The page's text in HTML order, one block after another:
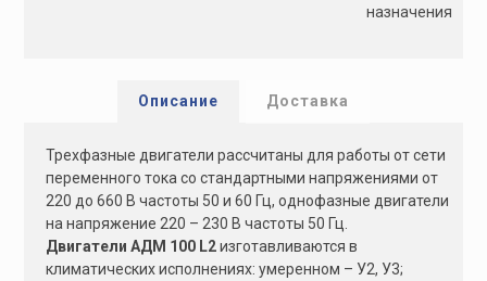
назначения
Описание Доставка
Трехфазные двигатели рассчитаны для работы от сети
переменного тока со стандартными напряжениями от
220 до 660 В частоты 50 и 60 Гц, однофазные двигатели
на напряжение 220 – 230 В частоты 50 Гц.
Двигатели АДМ 100 L2изготавливаются в
климатических исполнениях: умеренном – У2, У3;